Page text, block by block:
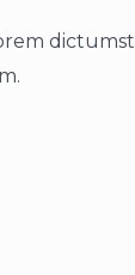
dictumst